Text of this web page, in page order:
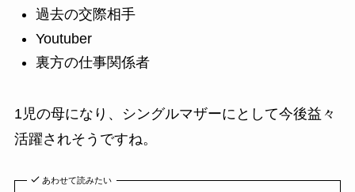
過去の交際相手
Youtuber
裏方の仕事関係者
1児の母になり、シングルマザーにとして今後益々
活躍されそうですね。
あわせて読みたい